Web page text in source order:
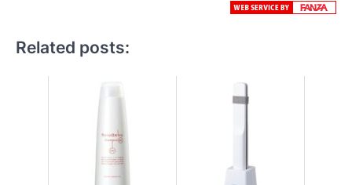
Related posts: